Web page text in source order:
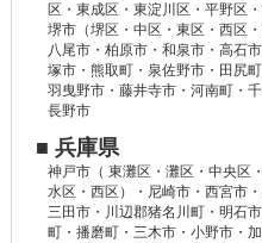
区・東成区・東淀川区・平野区
堺市（堺区・中区・東区・西区
八尾市・柏原市・和泉市・高石
塚市・熊取町・泉佐野市・田尻
羽曳野市・藤井寺市・河南町・
長野市
■ 兵庫県
神戸市（ 東灘区・灘区・中央区
水区・西区）・尼崎市・西宮市
三田市・川辺郡猪名川町・明石
町・播磨町・三木市・小野市・